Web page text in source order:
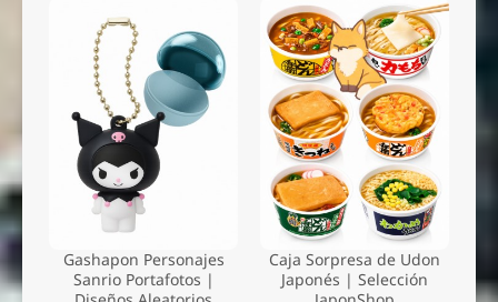
Gashapon Personajes
Sanrio Portafotos |
Caja Sorpresa de Udon
Japonés | Selección
Nombre *
Email *
Comentario *